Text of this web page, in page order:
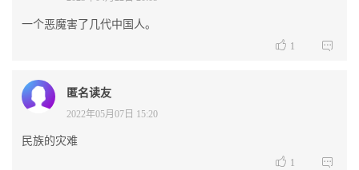
一个恶魔害了几代中国人。
 1 
匿名读友
2022年05月07日 15:20
民族的灾难
 1 